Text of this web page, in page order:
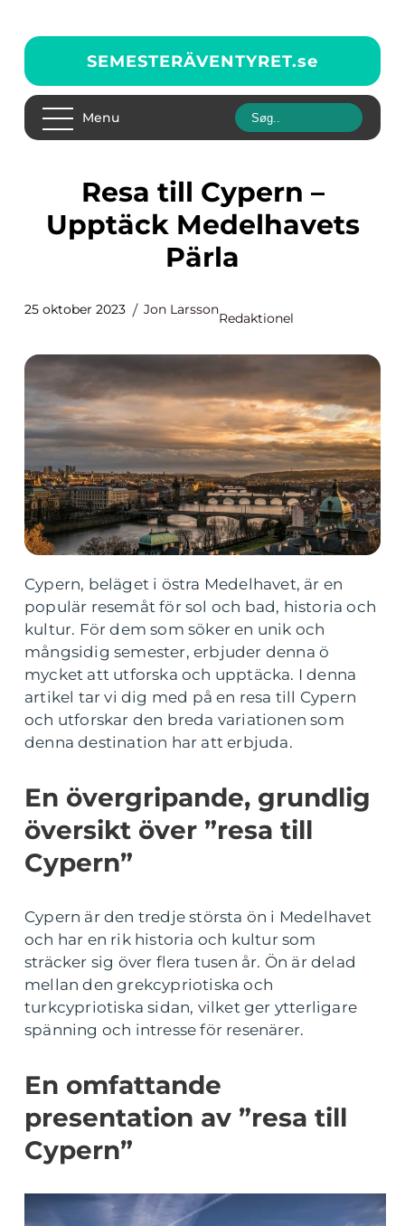
SEMESTERÄVENTYRET.se
Menu
Resa till Cypern –
Upptäck Medelhavets
Pärla
25 oktober 2023 Jon Larsson
Redaktionel
Cypern, beläget i östra Medelhavet, är en
populär resemåt för sol och bad, historia och
kultur. För dem som söker en unik och
mångsidig semester, erbjuder denna ö
mycket att utforska och upptäcka. I denna
artikel tar vi dig med på en resa till Cypern
och utforskar den breda variationen som
denna destination har att erbjuda.
En övergripande, grundlig
översikt över ”resa till
Cypern”
Cypern är den tredje största ön i Medelhavet
och har en rik historia och kultur som
sträcker sig över flera tusen år. Ön är delad
mellan den grekcypriotiska och
turkcypriotiska sidan, vilket ger ytterligare
spänning och intresse för resenärer.
En omfattande
presentation av ”resa till
Cypern”